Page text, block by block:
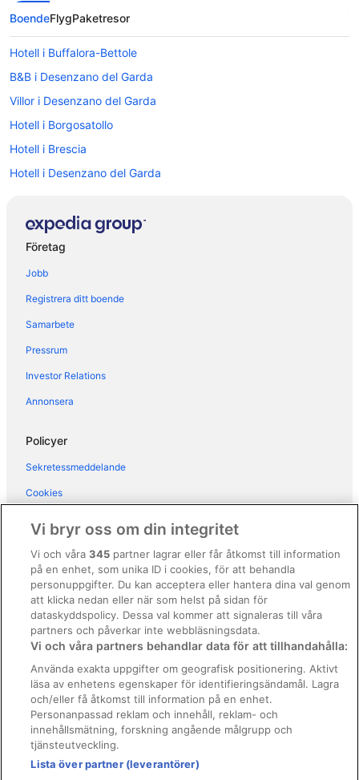
BoendeFlygPaketresor
Hotell i Buffalora-Bettole
B&B i Desenzano del Garda
Villor i Desenzano del Garda
Hotell i Borgosatollo
Hotell i Brescia
Hotell i Desenzano del Garda
Hotell i Gardola
Hotell i Gardone Riviera
Hotell i Isola del Garda
Hotell i Marcheno
Hotell i Soiano del Lago
Hotell i Toscolano-Maderno
Hotell i Voltino
Hotell i Porta Cremona-Volta
Företag
Jobb
Registrera ditt boende
Samarbete
Pressrum
Investor Relations
Annonsera
Policyer
Sekretessmeddelande
Cookies
Regler och villkor för Vrbo
Tillgänglighetsanpassning
Juridisk information/Kontakta oss
Riktlinjer för innehåll och anmäla innehåll
Hjälp
Kontakta oss
Avboka eller ändra din bokning
Boka ett flyg med flygbolagskredit
Vi bryr oss om din integritet
Vi och våra345 partner lagrar eller får åtkomst till information
på en enhet, som unika ID i cookies, för att behandla
personuppgifter. Du kan acceptera eller hantera dina val genom
att klicka nedan eller när som helst på sidan för
dataskyddspolicy. Dessa val kommer att signaleras till våra
partners och påverkar inte webbläsningsdata.
Vi och våra partners behandlar data för att tillhandahålla:
Använda exakta uppgifter om geografisk positionering. Aktivt
läsa av enhetens egenskaper för identifieringsändamål. Lagra
och/eller få åtkomst till information på en enhet.
Personanpassad reklam och innehåll, reklam- och
innehållsmätning, forskning angående målgrupp och
tjänsteutveckling.
Lista över partner (leverantörer)